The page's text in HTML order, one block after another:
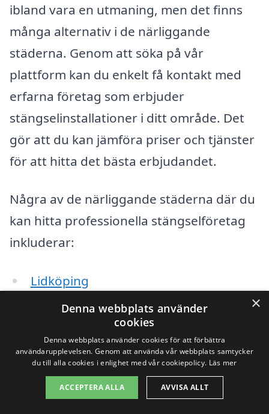
ibland vara en utmaning, men det finns
många alternativ i de närliggande
städerna. Genom att söka på vår
plattform kan du enkelt få kontakt med
erfarna företag som erbjuder
stängselinstallationer i ditt område. Det
gör att du kan jämföra priser och tjänster
för att hitta det bästa erbjudandet.
Några av de närliggande städerna där du
kan hitta professionella stängselföretag
inkluderar:
Lidköping
Källby
Vänerborg
Skara
Häggum
×
Denna webbplats använder
cookies
Denna webbplats använder cookies för att förbättra
användarupplevelsen. Genom att använda vår webbplats samtycker
du till alla cookies i enlighet med vår cookiepolicy. Läs mer
ACCEPTERA ALLA AVVISA ALLT